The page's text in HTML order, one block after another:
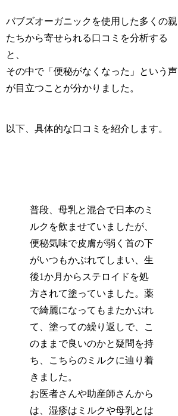
バブズオーガニックを使用した多くの親
たちから寄せられる口コミを分析する
と、
その中で「便秘がなくなった 」という声
が目立つことが分かりました。
以下、具体的な口コミを紹介します。
普段、母乳と混合で日本のミ
ルクを飲ませていましたが、
便秘気味で皮膚が弱く首の下
がいつもかぶれてしまい、生
後1か月からステロイドを処
方されて塗っていました。薬
で綺麗になってもまたかぶれ
て、塗っての繰り返しで、こ
のままで良いのかと疑問を持
ち、こちらのミルクに辿り着
きました。
お医者さんや助産師さんから
は、湿疹はミルクや母乳とは